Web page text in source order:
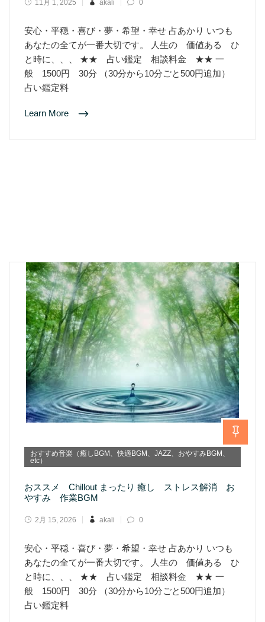
11月 1, 2025 akali 0
安心・平穏・喜び・夢・希望・幸せ 占あかり いつも
あなたの全てが一番大切です。 人生の 価値ある ひ
と時に、、、 ★★ 占い鑑定 相談料金 ★★ 一
般 1500円 30分 （30分から10分ごと500円追加）
占い鑑定料
Learn More
おすすめ音楽（癒しBGM、快適BGM、JAZZ、おやすみBGM、
etc）
おススメ Chillout まったり 癒し ストレス解消 お
やすみ 作業BGM
2月 15, 2026 akali 0
安心・平穏・喜び・夢・希望・幸せ 占あかり いつも
あなたの全てが一番大切です。 人生の 価値ある ひ
と時に、、、 ★★ 占い鑑定 相談料金 ★★ 一
般 1500円 30分 （30分から10分ごと500円追加）
占い鑑定料